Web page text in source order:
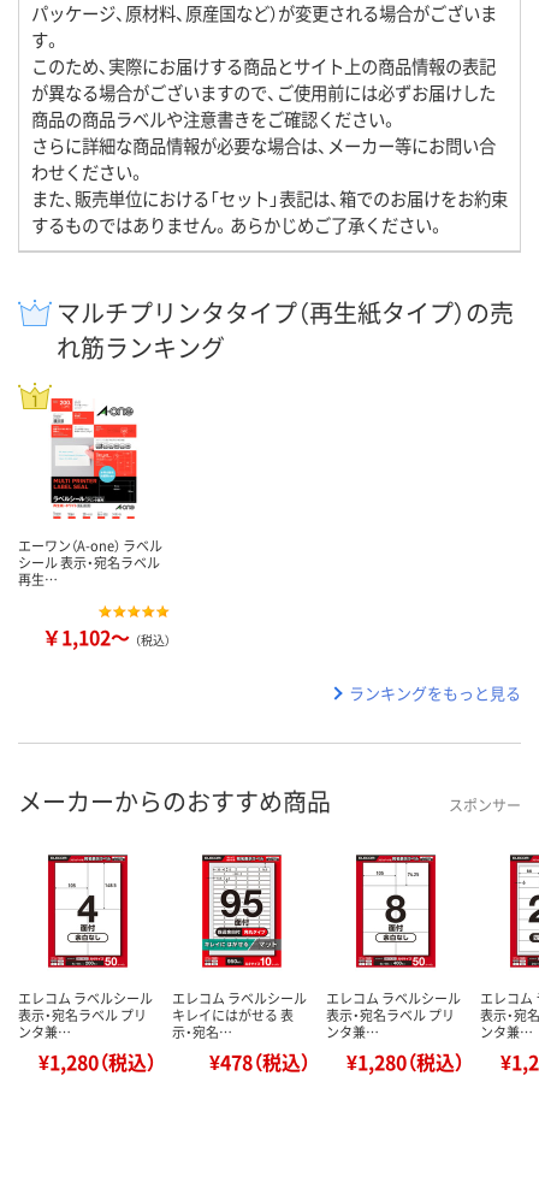
パッケージ、原材料、原産国など）が変更される場合がございま
す。
このため、実際にお届けする商品とサイト上の商品情報の表記
が異なる場合がございますので、ご使用前には必ずお届けした
商品の商品ラベルや注意書きをご確認ください。
さらに詳細な商品情報が必要な場合は、メーカー等にお問い合
わせください。
また、販売単位における「セット」表記は、箱でのお届けをお約束
するものではありません。あらかじめご了承ください。
マルチプリンタタイプ（再生紙タイプ）の売
れ筋ランキング
エーワン（A-one） ラベル
シール 表示・宛名ラベル
再生…
￥1,102～ （税込）
ランキングをもっと見る
メーカーからのおすすめ商品 スポンサー
エレコム ラベルシール
表示・宛名ラベル プリ
ンタ兼…
¥1,280（税込）
エレコム ラベルシール
キレイにはがせる 表
示・宛名…
¥478（税込）
エレコム ラベルシール
表示・宛名ラベル プリ
ンタ兼…
¥1,280（税込）
エレコム
表示・宛
ンタ兼…